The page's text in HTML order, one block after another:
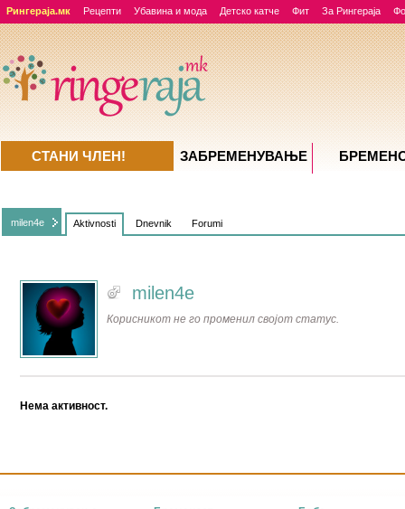
Рингераја.мк Рецепти Убавина и мода Детско катче Фит За Рингераја
milen4e Aktivnosti Dnevnik Forumi
milen4e
Корисникот не го променил својот статус.
Нема активност.
СТАНИ ЧЛЕН! ЗАБРЕМЕНУВАЊE